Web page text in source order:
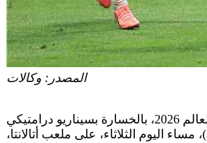
المصدر: وكالات
ودّع منتخب مصر كأس العالم 2026، بالخسارة بسيناريو درامتيكي
أمام منتخب الأرجنتين (3-2)، مساء اليوم الثلاثاء، على ملعب أتالانتا،